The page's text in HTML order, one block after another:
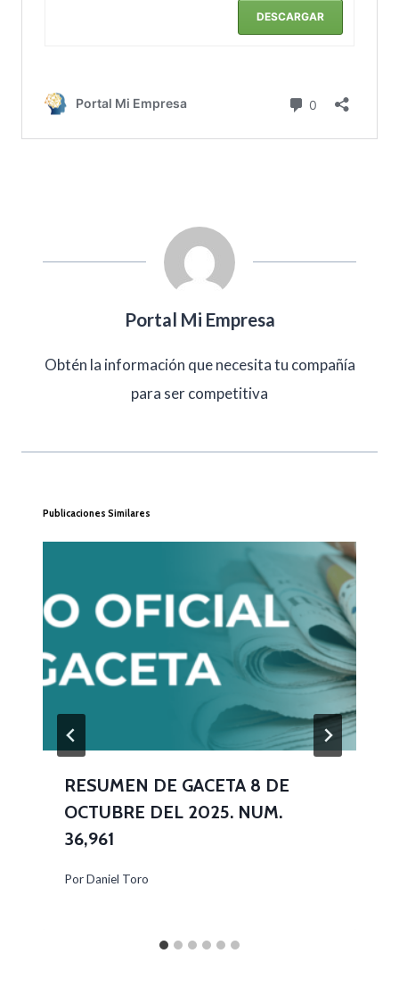
Portal Mi Empresa
Obtén la información que necesita tu compañía
para ser competitiva
Publicaciones Similares
RESUMEN DE GACETA 8 DE
OCTUBRE DEL 2025. NUM.
36,961
PorDaniel Toro